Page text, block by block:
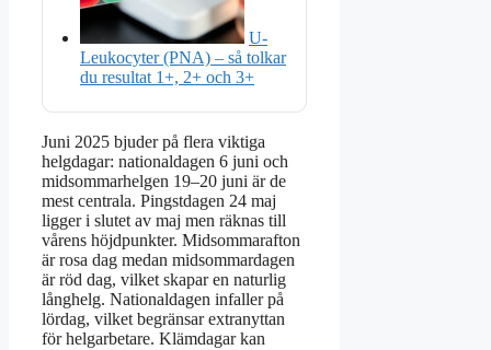
U-
Leukocyter (PNA) – så tolkar
du resultat 1+, 2+ och 3+
Juni 2025 bjuder på flera viktiga
helgdagar: nationaldagen 6 juni och
midsommarhelgen 19–20 juni är de
mest centrala. Pingstdagen 24 maj
ligger i slutet av maj men räknas till
vårens höjdpunkter. Midsommarafton
är rosa dag medan midsommardagen
är röd dag, vilket skapar en naturlig
långhelg. Nationaldagen infaller på
lördag, vilket begränsar extranyttan
för helgarbetare. Klämdagar kan